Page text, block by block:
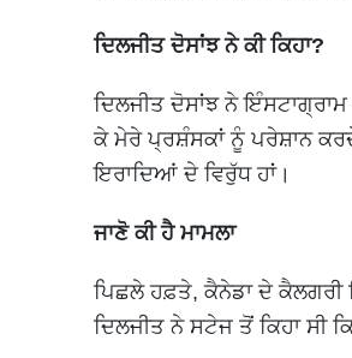
ਦਿਲਜੀਤ ਦੋਸਾਂਝ ਨੇ ਕੀ ਕਿਹਾ?
ਦਿਲਜੀਤ ਦੋਸਾਂਝ ਨੇ
ਕੇ ਮੇਰੇ ਪ੍ਰਸ਼ੰਸਕਾਂ ਨੂੰ ਪਰੇਸ਼ਾਨ
ਇਰਾਦਿਆਂ ਦੇ ਵਿਰੁੱਧ ਹਾਂ।
ਜਾਣੋ ਕੀ ਹੈ ਮਾਮਲਾ
ਪਿਛਲੇ ਹਫ਼ਤੇ, ਕੈਨੇਡਾ ਦੇ ਕੈਲਗਰੀ
ਦਿਲਜੀਤ ਨੇ ਸਟੇਜ ਤੋਂ ਕਿਹਾ ਸੀ